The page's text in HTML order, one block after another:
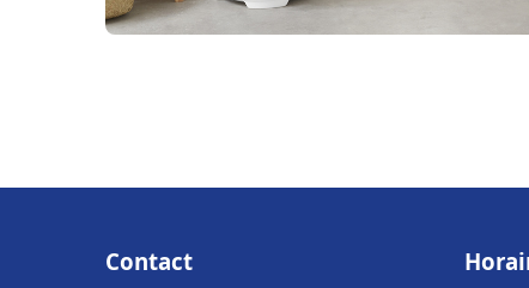
Contact